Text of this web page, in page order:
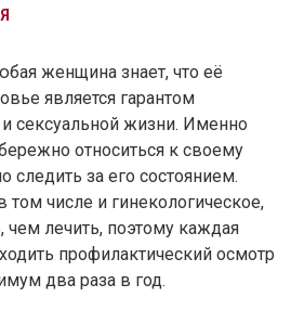
женщина знает, что её
является гарантом
сексуальной жизни. Именно
относиться к своему
следить за его состоянием.
числе и гинекологическое,
чем лечить, поэтому каждая
профилактический осмотр
два раза в год.